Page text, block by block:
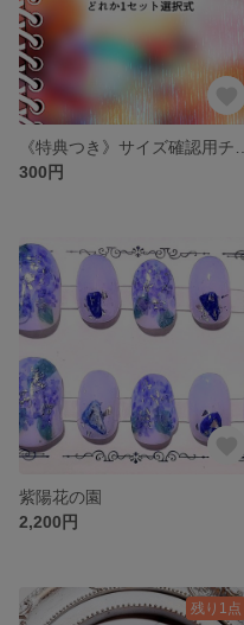
300円
紫陽花の園
2,200円
残り1点